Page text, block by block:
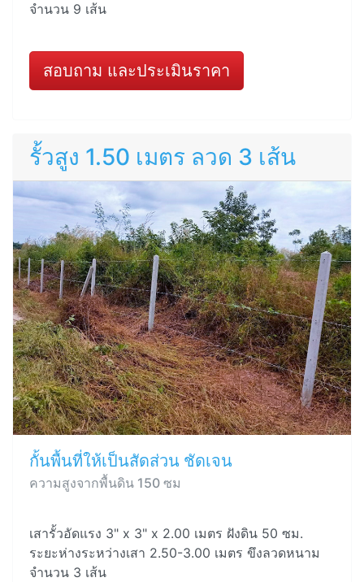
จำนวน 9 เส้น
สอบถาม และประเมินราคา
รั้วสูง 1.50 เมตร ลวด 3 เส้น
กั้นพื้นที่ให้เป็นสัดส่วน ชัดเจน
ความสูงจากพื้นดิน 150 ซม
เสารั้วอัดแรง 3" x 3" x 2.00 เมตร ฝังดิน 50 ซม.
ระยะห่างระหว่างเสา 2.50-3.00 เมตร ขึงลวดหนาม
จำนวน 3 เส้น